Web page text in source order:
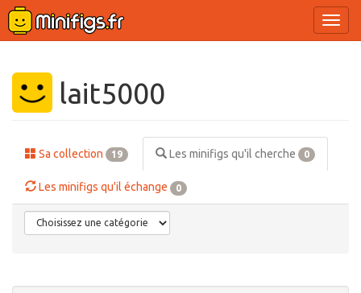
le
lait5000
Sa collection 19 Les minifigs qu'il cherche 0
Les minifigs qu'il échange 0